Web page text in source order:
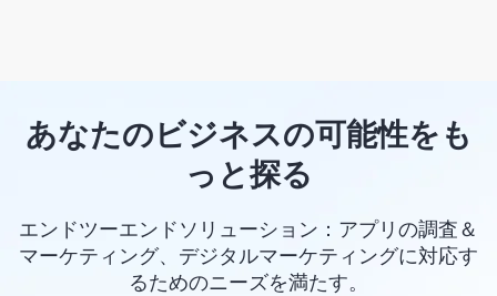
あなたのビジネスの可能性をも
っと探る
エンドツーエンドソリューション：アプリの調査＆
マーケティング、デジタルマーケティングに対応す
るためのニーズを満たす。